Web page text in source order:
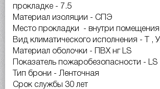
прокладке - 7.5
Материал изоляции - СПЭ
Место прокладки
- внутри помещения
Вид климатического исполнения - Т ,
Материал оболочки - ПВХ нг LS
Показатель пожаробезопасности - LS
Тип брони - Ленточная
Срок службы 30 лет